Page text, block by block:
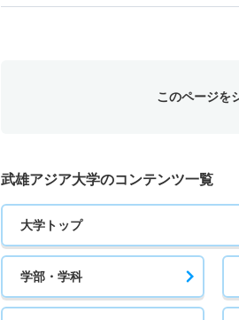
このページを
武雄アジア大学のコンテンツ一覧
大学トップ
学部・学科